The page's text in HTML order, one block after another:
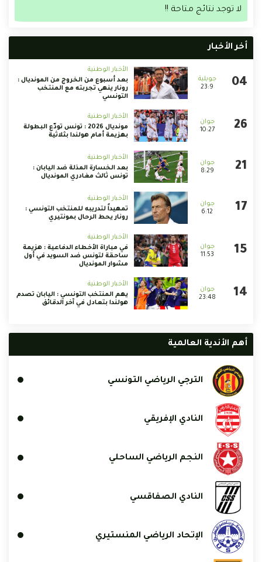
لا توجد نتائج متاحة !!
أخر الأخبار
23:9
الأخبار الوطنية
بعد أسبوع من الخروج من المونديال :
رونار ينهي تجربته مع المنتخب
التونسي
10:27
الأخبار الوطنية
مونديال 2026 : تونس تودّع البطولة
بهزيمة أمام هولندا بثلاثية
8:29
الأخبار الوطنية
بعد الخسارة المذلة ضد اليابان :
تونس ثالث مغادري المونديال
6:12
الأخبار الوطنية
تمهيداً لتدريبه للمنتخب التونسي :
رونار يحط الرحال بمونتيري
11:53
الأخبار الوطنية
في مباراة الأخطاء الدفاعية : هزيمة
ساحقة لتونس ضد السويد في أول
مشوار المونديال
23:48
الأخبار الوطنية
يهم المنتخب التونسي : اليابان تصدم
هولندا بتعادل في آخر الدقائق
أهم الأندية العالمية
الترجي الرياضي التونسي
النادي الإفريقي
النجم الرياضي الساحلي
النادي الصفاقسي
الإتحاد الرياضي المنستيري